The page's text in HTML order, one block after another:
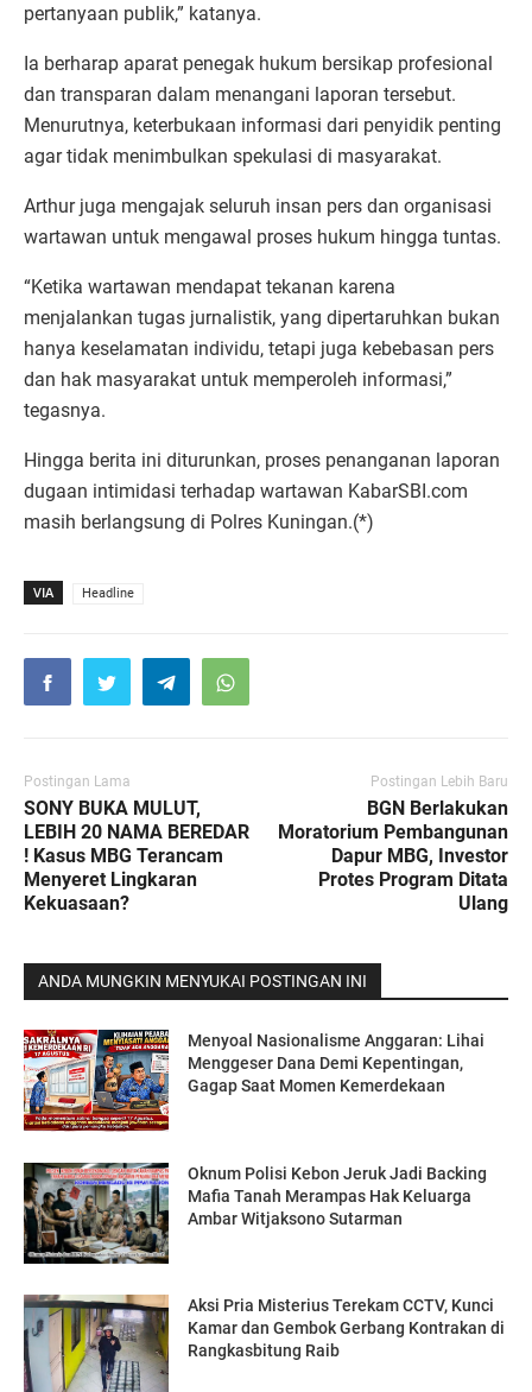
pertanyaan publik,” katanya.
Ia berharap aparat penegak hukum bersikap profesional
dan transparan dalam menangani laporan tersebut.
Menurutnya, keterbukaan informasi dari penyidik penting
agar tidak menimbulkan spekulasi di masyarakat.
Arthur juga mengajak seluruh insan pers dan organisasi
wartawan untuk mengawal proses hukum hingga tuntas.
“Ketika wartawan mendapat tekanan karena
menjalankan tugas jurnalistik, yang dipertaruhkan bukan
hanya keselamatan individu, tetapi juga kebebasan pers
dan hak masyarakat untuk memperoleh informasi,”
tegasnya.
Hingga berita ini diturunkan, proses penanganan laporan
dugaan intimidasi terhadap wartawan KabarSBI.com
masih berlangsung di Polres Kuningan.(*)
VIA Headline
Postingan Lama
SONY BUKA MULUT,
LEBIH 20 NAMA BEREDAR
! Kasus MBG Terancam
Menyeret Lingkaran
Kekuasaan?
Postingan Lebih Baru
BGN Berlakukan
Moratorium Pembangunan
Dapur MBG, Investor
Protes Program Ditata
Ulang
ANDA MUNGKIN MENYUKAI POSTINGAN INI
Menyoal Nasionalisme Anggaran: Lihai
Menggeser Dana Demi Kepentingan,
Gagap Saat Momen Kemerdekaan
Oknum Polisi Kebon Jeruk Jadi Backing
Mafia Tanah Merampas Hak Keluarga
Ambar Witjaksono Sutarman
Aksi Pria Misterius Terekam CCTV, Kunci
Kamar dan Gembok Gerbang Kontrakan di
Rangkasbitung Raib ‎